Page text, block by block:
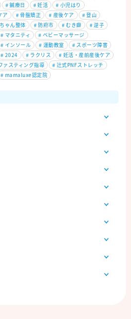
#鍼療日 #妊活 # 小児はり
ア #骨盤矯正 # 産後ケア #登山
ゃん整体 #防府市 # むき癖 #逆子
# マタニティ # ベビーマッサージ
# インソール # 運動教室 # スポーツ障害
# 2024 # ラクリス # 妊活・産前産後ケア
ァスティング指導 # 辻式PNFストレッチ
# mamaluxe認定院